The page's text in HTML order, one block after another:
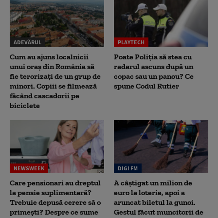
ADEVĂRUL
Cum au ajuns localnicii
unui oraș din România să
fie terorizați de un grup de
minori. Copiii se filmează
făcând cascadorii pe
biciclete
PLAYTECH
Poate Poliția să stea cu
radarul ascuns după un
copac sau un panou? Ce
spune Codul Rutier
NEWSWEEK
Care pensionari au dreptul
la pensie suplimentară?
Trebuie depusă cerere să o
primești? Despre ce sume
DIGI FM
A câștigat un milion de
euro la loterie, apoi a
aruncat biletul la gunoi.
Gestul făcut muncitorii de